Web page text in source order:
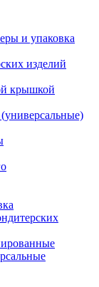
и упаковка
изделий
крышкой